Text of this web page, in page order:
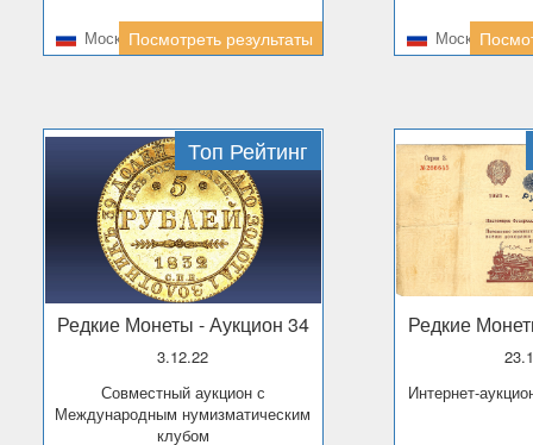
МоскваПосмотреть результаты Москва
Топ Рейтинг
Редкие Монеты - Аукцион 34
3.12.22
Совместный аукцион с
Международным нумизматическим
клубом
Редкие
Интернет-